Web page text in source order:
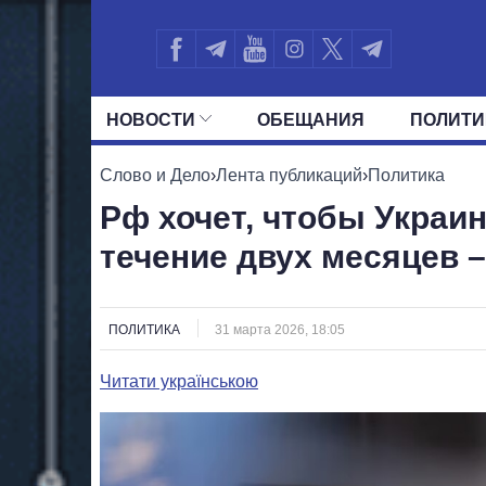
НОВОСТИ ОБЕЩАНИЯ
ВСЕ ПОЛИТИКИ ПРЕЗИДЕНТ И
Слово и Дело›Лента публикаций›Политика
Рф хочет, чтобы
течение двух месяцев
ПОЛИТИКА 31 марта 2026, 18:05
Читати українською